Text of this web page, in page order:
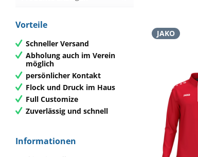
Vorteile
Schneller Versand
Abholung auch im Verein
möglich
persönlicher Kontakt
Flock und Druck im Haus
Full Customize
Zuverlässig und schnell
Informationen
JAKO